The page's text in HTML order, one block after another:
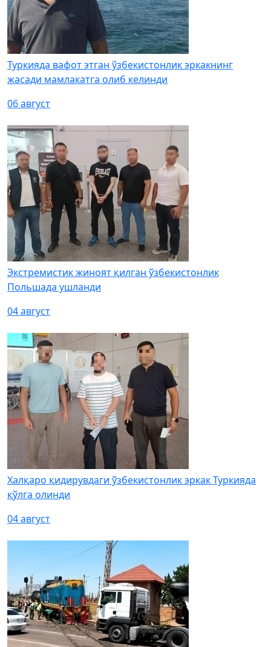
Туркияда вафот этган ўзбекистонлик эркакнинг
жасади мамлакатга олиб келинди
06 август
Экстремистик жиноят қилган ўзбекистонлик
Польшада ушланди
04 август
Халқаро қидирувдаги ўзбекистонлик эркак Туркияда
қўлга олинди
04 август